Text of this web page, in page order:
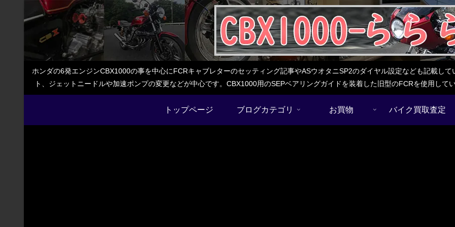
ホンダの6発エンジンCBX1000の事を中心にFCRキャブレターのセッティング記事やASウオタニSP2のダイヤル設定なども記載し
ト、ジェットニードルや加速ポンプの変更などが中心です。CBX1000用のSEPベアリングガイドを装着した旧型のFCRを使用し
トップページ ブログカテゴリ お買物 バイク買取査定